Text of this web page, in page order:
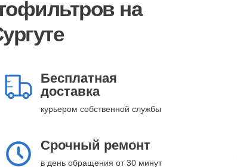
на
Бесплатная
доставка
курьером собственной службы
Срочный ремонт
в день обращения от 30 минут